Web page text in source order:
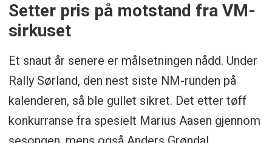
Setter pris på motstand fra VM-
sirkuset
Et snaut år senere er målsetningen nådd. Under
Rally Sørland, den nest siste NM-runden på
kalenderen, så ble gullet sikret. Det etter tøff
konkurranse fra spesielt Marius Aasen gjennom